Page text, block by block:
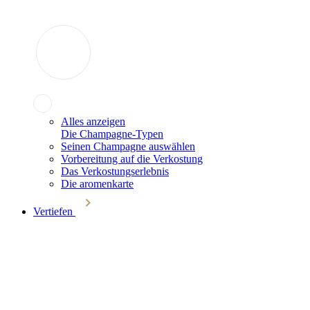
Alles anzeigen
Die Champagne-Typen
Seinen Champagne auswählen
Vorbereitung auf die Verkostung
Das Verkostungserlebnis
Die aromenkarte
Vertiefen